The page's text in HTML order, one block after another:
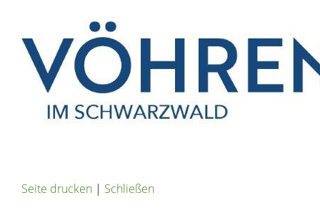
Seite drucken | Schließen